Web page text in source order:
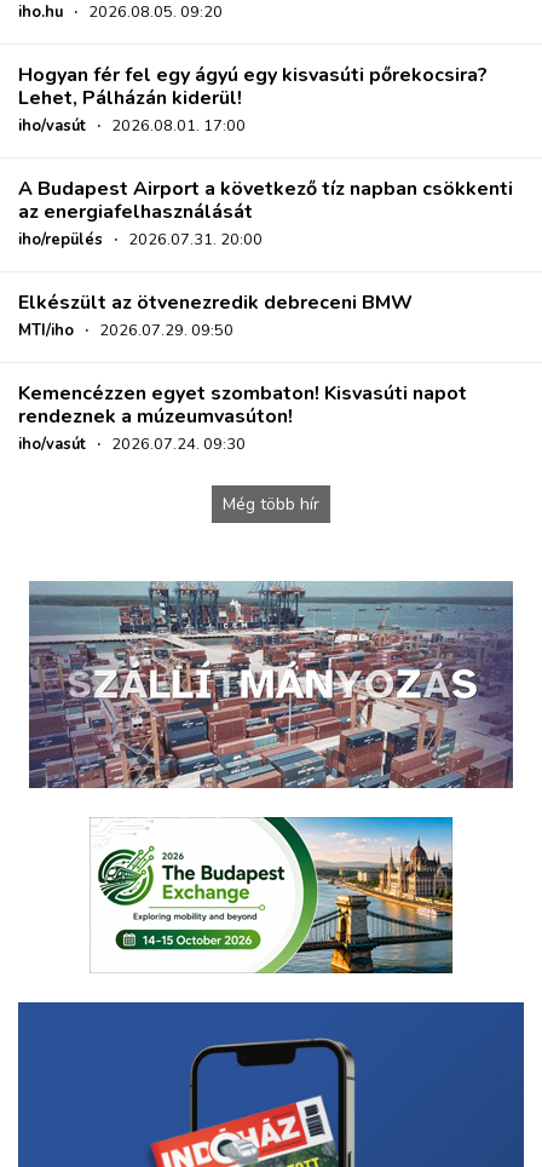
iho.hu · 2026.08.05. 09:20
Hogyan fér fel egy ágyú egy kisvasúti pőrekocsira?
Lehet, Pálházán kiderül!
iho/vasút · 2026.08.01. 17:00
A Budapest Airport a következő tíz napban csökkenti
az energiafelhasználását
iho/repülés · 2026.07.31. 20:00
Elkészült az ötvenezredik debreceni BMW
MTI/iho · 2026.07.29. 09:50
Kemencézzen egyet szombaton! Kisvasúti napot
rendeznek a múzeumvasúton!
iho/vasút · 2026.07.24. 09:30
Még több hír